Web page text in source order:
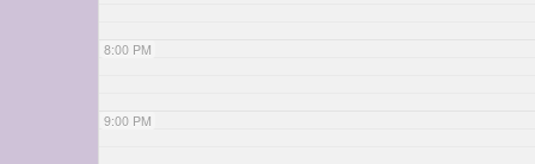
8:00 PM
9:00 PM